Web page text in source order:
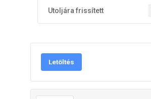
Utoljára frissített
Letöltés